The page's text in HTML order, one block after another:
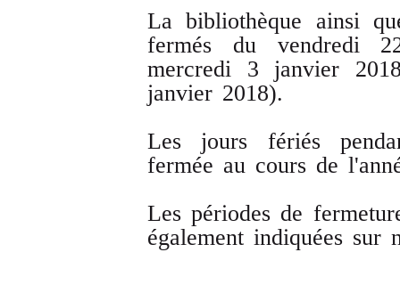
La bibliothèque ainsi
fermés du vendredi
mercredi 3 janvier
janvier 2018).
Les jours fériés
fermée au cours de
Les périodes de
également indiquées sur